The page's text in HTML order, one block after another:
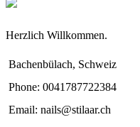
Herzlich Willkommen.
Bachenbülach, Schweiz
Phone: 0041787722384
Email: nails@stilaar.ch